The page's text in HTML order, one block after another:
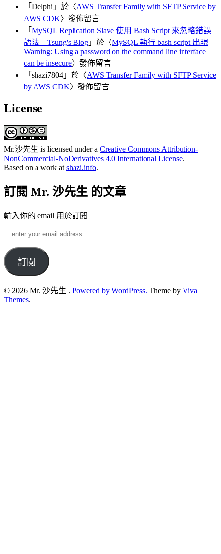
「 Delphi 」於〈AWS Transfer Family with SFTP Service by
AWS CDK〉發佈留言
「 MySQL Replication Slave 使用 Bash Script 來忽略錯誤
語法 – Tsung's Blog 」於〈MySQL 執行 bash script 出現
Warning: Using a password on the command line interface
can be insecure〉發佈留言
「 shazi7804 」於〈AWS Transfer Family with SFTP Service
by AWS CDK〉發佈留言
License
Mr.沙先生 is licensed under a Creative Commons Attribution-
NonCommercial-NoDerivatives 4.0 International License.
Based on a work at shazi.info.
訂閱 Mr. 沙先生 的文章
輸入你的 email 用於訂閱
enter
your
email
address訂閱
© 2026 Mr. 沙先生 . Powered by WordPress. Theme by Viva
Themes.